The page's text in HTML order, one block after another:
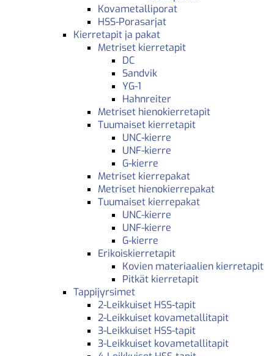
Kovametalliporat
HSS-Porasarjat
Kierretapit ja pakat
Metriset kierretapit
DC
Sandvik
YG-1
Hahnreiter
Metriset hienokierretapit
Tuumaiset kierretapit
UNC-kierre
UNF-kierre
G-kierre
Metriset kierrepakat
Metriset hienokierrepakat
Tuumaiset kierrepakat
UNC-kierre
UNF-kierre
G-kierre
Erikoiskierretapit
Kovien materiaalien kierretapit
Pitkät kierretapit
Tappijyrsimet
2-Leikkuiset HSS-tapit
2-Leikkuiset kovametallitapit
3-Leikkuiset HSS-tapit
3-Leikkuiset kovametallitapit